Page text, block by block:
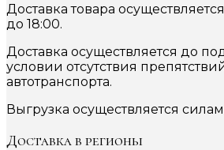
Доставка товара
до 18:00.
Доставка осуществляется до
условии отсутствия
автотранспорта.
Выгрузка осуществляется
Доставка в регионы